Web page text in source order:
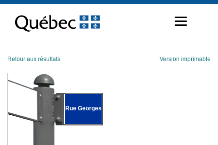
contenu
Retour aux résultats Version imprimable
Rue Georges